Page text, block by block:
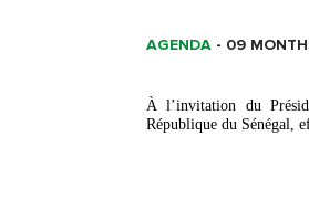
AGENDA - 09
À l’invitation du
République du Sénégal,